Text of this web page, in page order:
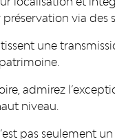
préservation via des
une
admirez
niveau.
pas seulement